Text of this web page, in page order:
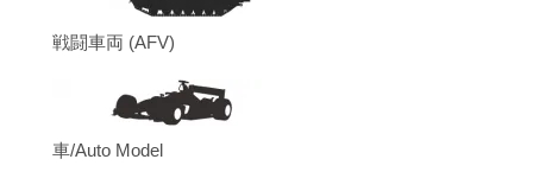
戦闘車両 (AFV)
車/Auto Model